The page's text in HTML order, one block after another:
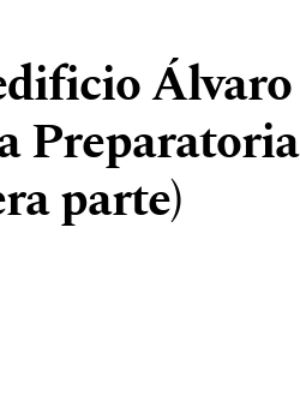
Álvaro
Preparatoria
parte)